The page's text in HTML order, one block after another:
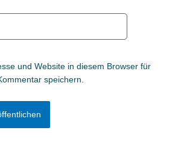
und Website in diesem Browser für
speichern.